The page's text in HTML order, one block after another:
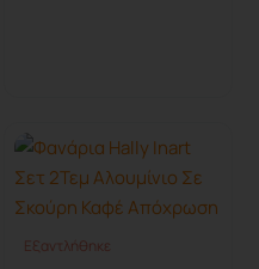
Εξαντλήθηκε